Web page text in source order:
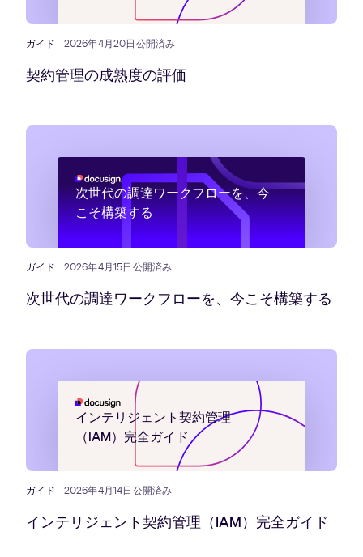
ガイド 2026年4月20日公開済み
契約管理の成熟度の評価
次世代の調達ワークフローを、今
こそ構築する
ガイド 2026年4月15日公開済み
次世代の調達ワークフローを、今こそ構築する
インテリジェント契約管理
（IAM）完全ガイド
ガイド 2026年4月14日公開済み
インテリジェント契約管理（IAM）完全ガイド